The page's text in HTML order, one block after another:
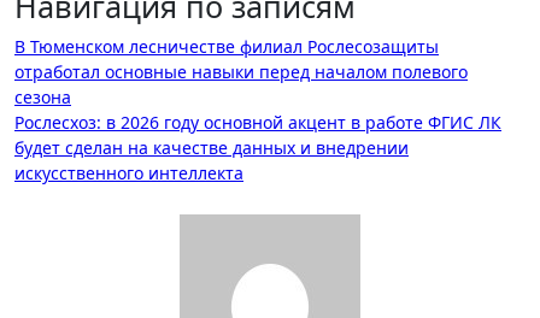
В Тюменском лесничестве филиал Рослесозащиты
отработал основные навыки перед началом полевого
сезона
Рослесхоз: в 2026 году основной акцент в работе ФГИС ЛК
будет сделан на качестве данных и внедрении
искусственного интеллекта